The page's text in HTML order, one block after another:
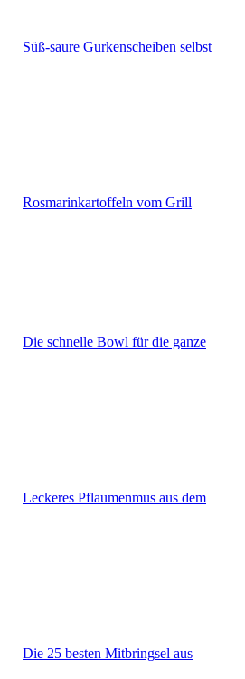
Süß-saure Gurkenscheiben selbst
Rosmarinkartoffeln vom Grill
Die schnelle Bowl für die ganze
Leckeres Pflaumenmus aus dem
Die 25 besten Mitbringsel aus